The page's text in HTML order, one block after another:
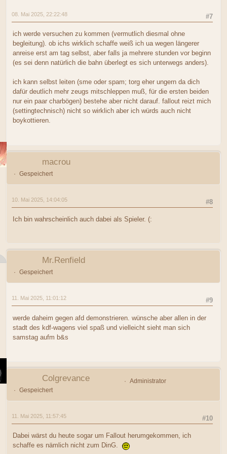
#7
08. Mai 2025, 22:22:48
ich werde versuchen zu kommen (vermutlich diesmal ohne
begleitung). ob ichs wirklich schaffe weiß ich ua wegen längerer
anreise erst am tag selbst, aber falls ja mehrere stunden vor beginn
(es sei denn natürlich die bahn überlegt es sich unterwegs anders).
ich kann selbst leiten (sme oder spam; torg eher ungern da dich
dafür deutlich mehr zeugs mitschleppen muß, für die ersten beiden
nur ein paar charbögen) bestehe aber nicht darauf. fallout reizt mich
(settingtechnisch) nicht so wirklich aber ich würds auch nicht
boykottieren.
macrou
Gespeichert
#8
10. Mai 2025, 14:04:05
Ich bin wahrscheinlich auch dabei als Spieler. (:
Mr.Renfield
Gespeichert
#9
11. Mai 2025, 11:01:12
werde daheim gegen afd demonstrieren. wünsche aber allen in der
stadt des kdf-wagens viel spaß und vielleicht sieht man sich
samstag aufm b&s
Colgrevance
Administrator
Gespeichert
#10
11. Mai 2025, 11:57:45
Dabei wärst du heute sogar um Fallout herumgekommen, ich
schaffe es nämlich nicht zum DinG.